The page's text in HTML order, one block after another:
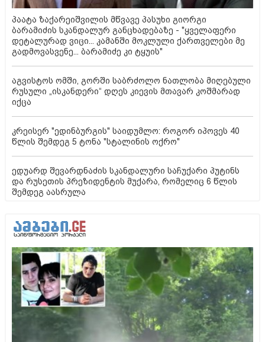
პაატა ზაქარეიშვილის მწვავე პასუხი გიორგი
ბარამიძის სკანდალურ განცხადებაზე - "ყველაფერი
დეტალურად ვიცი... კამანში მოკლული ქართველები მე
გადმოვასვენე... ბარამიძე კი ტყუის"
აგვისტოს ომში, გორში საბრძოლო ნათლობა მიღებული
რუსული „ისკანდერი“ დღეს კიევის მთავარ კოშმარად
იქცა
კრეისერ "ედინბურგის" საიდუმლო: როგორ იპოვეს 40
წლის შემდეგ 5 ტონა "სტალინის ოქრო"
ედუარდ შევარდნაძის სკანდალური საჩუქარი პუტინს
და რუსეთის პრეზიდენტის მუქარა, რომელიც 6 წლის
შემდეგ აასრულა